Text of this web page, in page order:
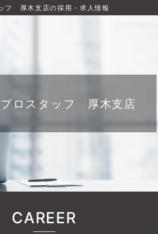
フ 厚木支店の採用・求人情報
ロスタッフ 厚木支店
CAREER